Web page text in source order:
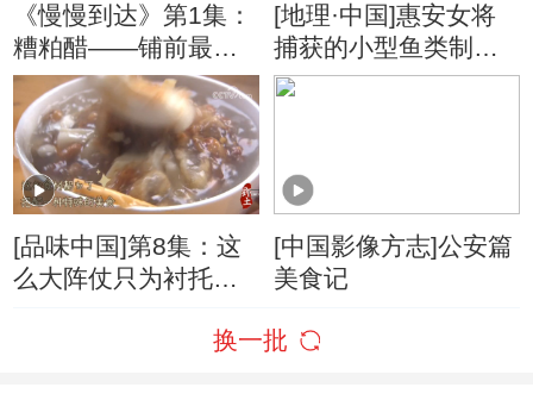
《慢慢到达》第1集：
糟粕醋——铺前最有
特色的一种小吃
[地理·中国]惠安女将
捕获的小型鱼类制作
成一种叫“鱼签”的小吃
[品味中国]第8集：这
么大阵仗只为衬托小
[中国影像方志]公安篇
美食记
换一批